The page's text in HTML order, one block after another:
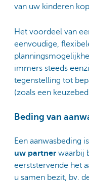
van uw kinderen
Het voordeel van
eenvoudige,
immers steeds
tegenstelling tot
(zoals een
Beding van
Een aanwasbeding
uw partner waarbij
eerststervende het
u samen bezit, bv.